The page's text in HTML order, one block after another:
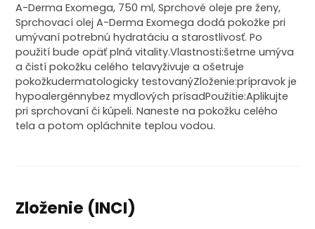
A-Derma Exomega, 750 ml, Sprchové oleje pre ženy,
Sprchovací olej A-Derma Exomega dodá pokožke pri
umývaní potrebnú hydratáciu a starostlivosť. Po
použití bude opäť plná vitality.Vlastnosti:šetrne umýva
a čistí pokožku celého telavyživuje a ošetruje
pokožkudermatologicky testovanýZloženie:prípravok je
hypoalergénnybez mydlových prísadPoužitie:Aplikujte
pri sprchovaní či kúpeli. Naneste na pokožku celého
tela a potom opláchnite teplou vodou.
Zloženie (INCI)